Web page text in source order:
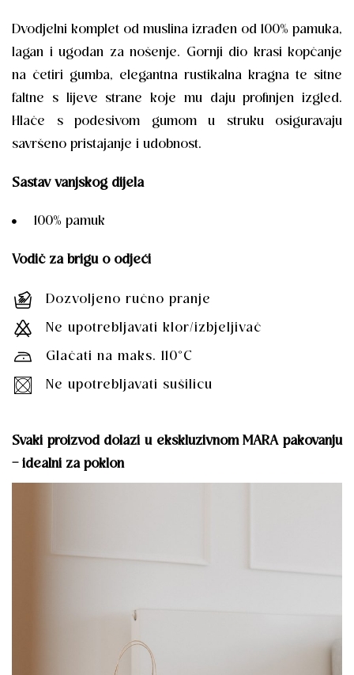
Dvodjelni komplet od muslina izrađen od 100% pamuka,
lagan i ugodan za nošenje. Gornji dio krasi kopčanje
na četiri gumba, elegantna rustikalna kragna te sitne
faltne s lijeve strane koje mu daju profinjen izgled.
Hlače s podesivom gumom u struku osiguravaju
savršeno pristajanje i udobnost.
Sastav vanjskog dijela
100% pamuk
Vodič za brigu o odjeći
Dozvoljeno ručno pranje
Ne upotrebljavati klor/izbjeljivač
Glačati na maks. 110°C
Ne upotrebljavati sušilicu
Svaki proizvod dolazi u ekskluzivnom MARA pakovanju
– idealni za poklon